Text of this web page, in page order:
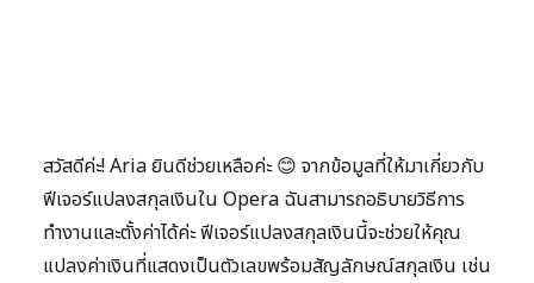
สวัสดีค่ะ! Aria ยินดีช่วยเหลือค่ะ 😊 จากข้อมูลที่ให้มาเกี่ยวกับ
ฟีเจอร์แปลงสกุลเงินใน Opera ฉันสามารถอธิบายวิธีการ
ทำงานและตั้งค่าได้ค่ะ ฟีเจอร์แปลงสกุลเงินนี้จะช่วยให้คุณ
แปลงค่าเงินที่แสดงเป็นตัวเลขพร้อมสัญลักษณ์สกุลเงิน เช่น